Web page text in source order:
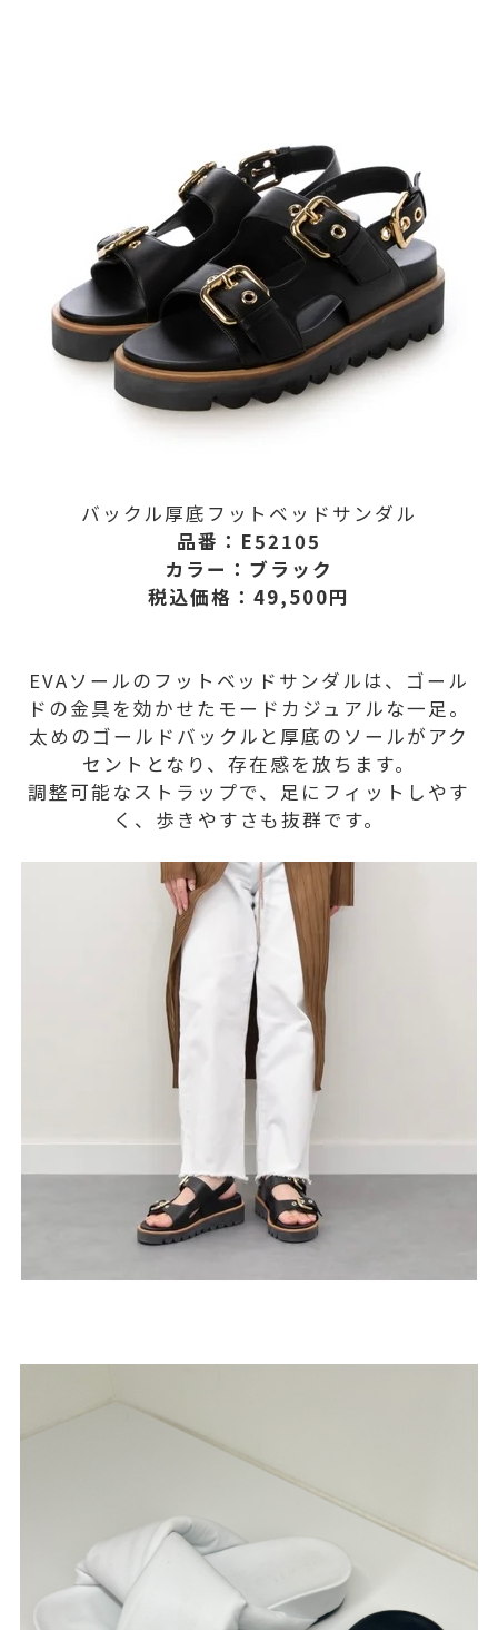
バックル厚底フットベッドサンダル
品番：E52105
カラー：ブラック
税込価格：49,500円
EVAソールのフットベッドサンダルは、ゴール
ドの金具を効かせたモードカジュアルな一足。
太めのゴールドバックルと厚底のソールがアク
セントとなり、存在感を放ちます。
調整可能なストラップで、足にフィットしやす
く、歩きやすさも抜群です。